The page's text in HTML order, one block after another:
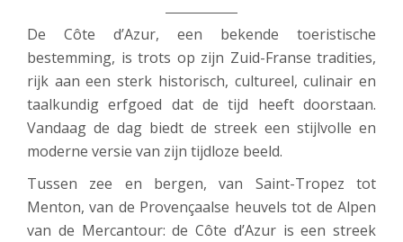
De Côte d’Azur, een bekende toeristische
bestemming, is trots op zijn Zuid-Franse tradities,
rijk aan een sterk historisch, cultureel, culinair en
taalkundig erfgoed dat de tijd heeft doorstaan.
Vandaag de dag biedt de streek een stijlvolle en
moderne versie van zijn tijdloze beeld.
Tussen zee en bergen, van Saint-Tropez tot
Menton, van de Provençaalse heuvels tot de Alpen
van de Mercantour: de Côte d’Azur is een streek